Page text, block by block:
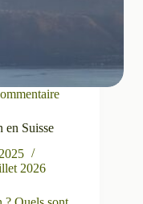
en Suisse
2026